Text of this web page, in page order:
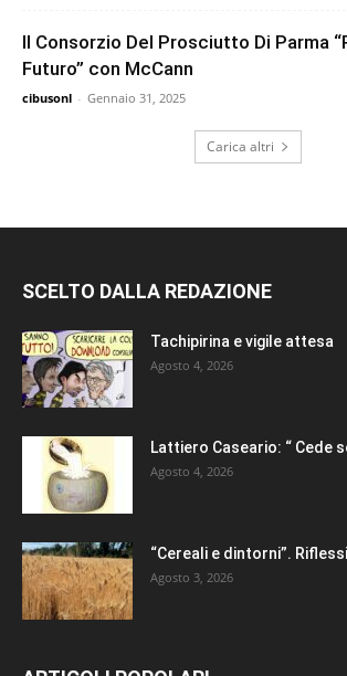
Il Consorzio Del Prosciutto Di Parma
Futuro” con McCann
cibusonl - Gennaio 31, 2025
Carica altri
SCELTO DALLA REDAZIONE
Tachipirina e vigile attesa
Agosto 4, 2026
Lattiero Caseario: “ Cede
Agosto 4, 2026
“Cereali e dintorni”.
Agosto 3, 2026